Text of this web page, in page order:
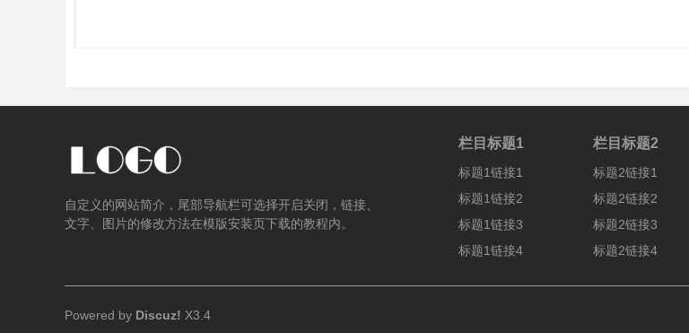
资
自定义的网站简介，尾部导航栏可选择开启关闭，链接、
文字、图片的修改方法在模版安装页下载的教程内。
栏目标题1
标题1链接1
标题1链接2
标题1链接3
标题1链接4
栏目标题2
标题2链接1
标题2链接2
标题2链接3
标题2链接4
Powered by Discuz! X3.4